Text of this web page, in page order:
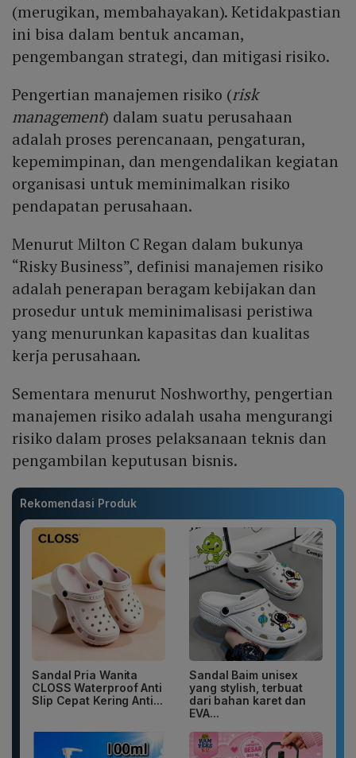
(merugikan, membahayakan). Ketidakpastian
ini bisa dalam bentuk ancaman,
pengembangan strategi, dan mitigasi risiko.
Pengertian manajemen risiko (risk
management) dalam suatu perusahaan
adalah proses perencanaan, pengaturan,
kepemimpinan, dan mengendalikan kegiatan
organisasi untuk meminimalkan risiko
pendapatan perusahaan.
Menurut Milton C Regan dalam bukunya
“Risky Business”, definisi manajemen risiko
adalah penerapan beragam kebijakan dan
prosedur untuk meminimalisasi peristiwa
yang menurunkan kapasitas dan kualitas
kerja perusahaan.
Sementara menurut Noshworthy, pengertian
manajemen risiko adalah usaha mengurangi
risiko dalam proses pelaksanaan teknis dan
pengambilan keputusan bisnis.
Rekomendasi Produk
Sandal Pria Wanita
CLOSS Waterproof Anti
Slip Cepat Kering Anti...
Sandal Baim unisex
yang stylish, terbuat
dari bahan karet dan
EVA...